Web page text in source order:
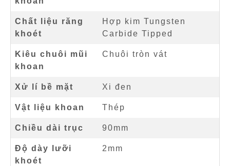
Chất liệu răng
khoét
Hợp kim Tungsten
Carbide Tipped
Kiêu chuôi mũi
khoan
Chuôi tròn vát
Xử lí bề mặt Xi đen
Vật liệu khoan Thép
Chiều dài trục 90mm
Độ dày lưỡi
khoét
2mm